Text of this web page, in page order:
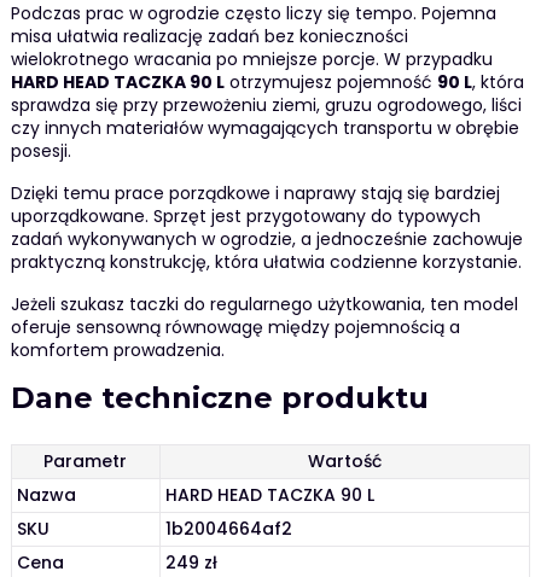
Podczas prac w ogrodzie często liczy się tempo. Pojemna
misa ułatwia realizację zadań bez konieczności
wielokrotnego wracania po mniejsze porcje. W przypadku
HARD HEAD TACZKA 90 Lotrzymujesz pojemność 90 L, która
sprawdza się przy przewożeniu ziemi, gruzu ogrodowego, liści
czy innych materiałów wymagających transportu w obrębie
posesji.
Dzięki temu prace porządkowe i naprawy stają się bardziej
uporządkowane. Sprzęt jest przygotowany do typowych
zadań wykonywanych w ogrodzie, a jednocześnie zachowuje
praktyczną konstrukcję, która ułatwia codzienne korzystanie.
Jeżeli szukasz taczki do regularnego użytkowania, ten model
oferuje sensowną równowagę między pojemnością a
komfortem prowadzenia.
Dane techniczne produktu
Parametr
Wartość
Nazwa
HARD HEAD TACZKA 90 L
SKU
1b2004664af2
Cena
249 zł